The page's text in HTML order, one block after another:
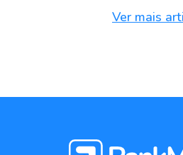
Ver mais